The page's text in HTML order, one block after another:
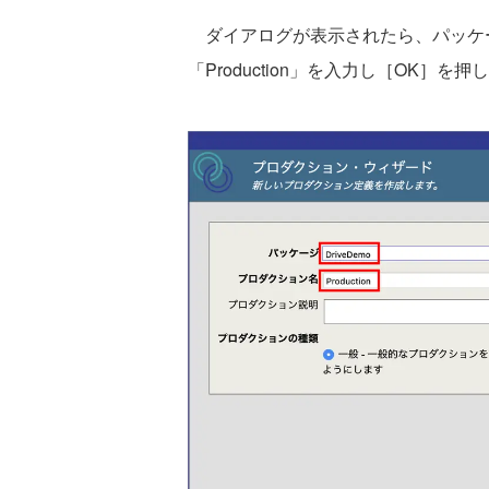
ダイアログが表示されたら、パッ
「Production」を入力し［OK］を押